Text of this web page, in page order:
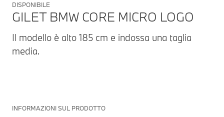
DISPONIBILE
GILET BMW CORE MICRO LOGO
Il modello è alto 185 cm e indossa una taglia
media.
INFORMAZIONI SUL PRODOTTO